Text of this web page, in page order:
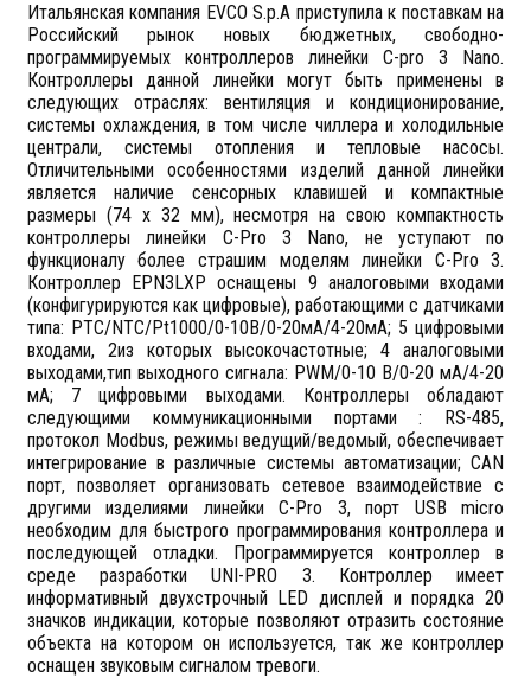
Итальянская компания EVCO S.p.A приступила к поставкам на
Российский рынок новых бюджетных, свободно-
программируемых контроллеров линейкиC-pro 3 Nano.
Контроллеры данной линейки могут быть применены в
следующих отраслях: вентиляция и кондиционирование,
системы охлаждения, в том числе чиллера и холодильные
централи, системы отопления и тепловые насосы.
Отличительными особенностями изделий данной линейки
является наличие сенсорных клавишей и компактные
размеры (74 х 32 мм),несмотря на свою компактность
контроллеры линейки C-Pro 3 Nano, не уступают по
функционалу более страшим моделям линейки C-Pro 3.
Контроллер EPN3LXP оснащены 9 аналоговыми входами
(конфигурируются как цифровые), работающими с датчиками
типа: PTC/NTC/Pt1000/0-10В/0-20мА/4-20мА; 5 цифровыми
входами, 2из которых высокочастотные; 4 аналоговыми
выходами,тип выходного сигнала: PWM/0-10 В/0-20 мА/4-20
мА; 7 цифровыми выходами. Контроллеры обладают
следующими коммуникационными портами : RS-485,
протокол Modbus, режимы ведущий/ведомый, обеспечивает
интегрирование в различные системы автоматизации;CAN
порт, позволяет организовать сетевое взаимодействие с
другими изделиями линейкиC-Pro 3, порт USB micro
необходим для быстрого программирования контроллера и
последующей отладки. Программируется контроллер в
среде разработкиUNI-PRO 3. Контроллер имеет
информативный двухстрочный LEDдисплей и порядка 20
значков индикации, которые позволяют отразить состояние
объекта на котором он используется, так же контроллер
оснащен звуковым сигналом тревоги.